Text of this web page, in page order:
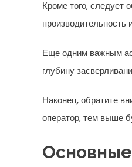
Кроме того, следует
производительность
Еще одним важным
глубину
Наконец, обратите
оператор, тем выше
Основные